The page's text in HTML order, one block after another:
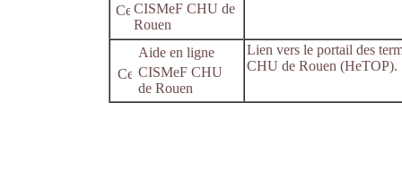
CISMeF CHU de
Rouen
Aide en ligne
CISMeF CHU
de Rouen
Lien vers le portail des
CHU de Rouen (HeTOP).